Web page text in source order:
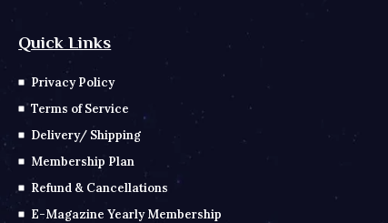
Quick Links
Privacy Policy
Terms of Service
Delivery/ Shipping
Membership Plan
Refund & Cancellations
E-Magazine Yearly Membership